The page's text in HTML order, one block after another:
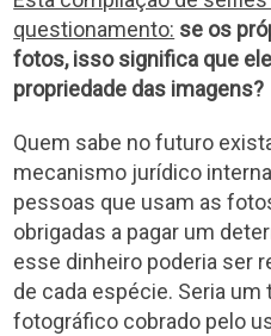
questionamento: se os
fotos, isso significa que
propriedade das imagens?
Quem sabe no futuro
mecanismo jurídico
pessoas que usam as
obrigadas a pagar um
esse dinheiro poderia ser
de cada espécie. Seria
fotográfico cobrado pelo